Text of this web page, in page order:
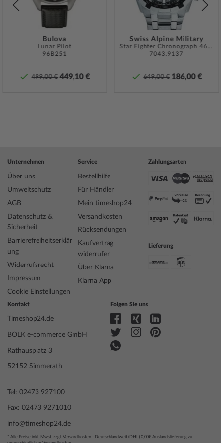
Bulova
Lunar Pilot
96B251
499,00 € 449,10 €
Swiss Alpine Military
7043.9137
649,00 € 186,00 €
Unternehmen
Über uns
Umweltschutz
AGB
Datenschutz &
Sicherheit
Barrierefreiheitserklär
ung
Widerrufsrecht
Impressum
Cookie Einstellungen
Service
Bestellhilfe
Für Händler
Mein timeshop24
Versandkosten
Rücksendungen
Kaufvertrag
widerrufen
Über Klarna
Klarna App
Zahlungsarten
Lieferung
Kontakt
Timeshop24.de
BOLK e-commerce GmbH
Rathausplatz 3
52152 Simmerath
Tel: 02473 927100
Fax: 02473 9271010
info@timeshop24.de
Folgen Sie uns
* Alle Preise inkl. Mwst. zzgl. Versandkosten - Deutschlandweit (DHL) 0,00€ Auslandslieferung zu